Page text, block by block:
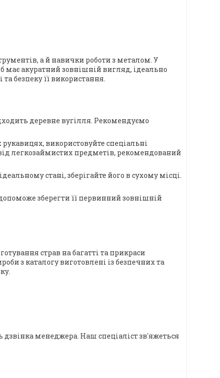
а й навички роботи з металом. У
має акуратний зовнішній вигляд, ідеально
безпеку її використання.
деревне вугілля. Рекомендуємо
використовуйте спеціальні
легкозаймистих предметів, рекомендований
стані, зберігайте його в сухому місці.
зберегти її первинний зовнішній
страв на багатті та прикраси
з каталогу виготовлені із безпечних та
дзвінка менеджера. Наш спеціаліст зв'яжеться